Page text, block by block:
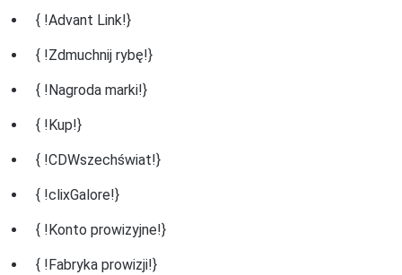
{ !Advant Link!}
{ !Zdmuchnij rybę!}
{ !Nagroda marki!}
{ !Kup!}
{ !CDWszechświat!}
{ !clixGalore!}
{ !Konto prowizyjne!}
{ !Fabryka prowizji!}